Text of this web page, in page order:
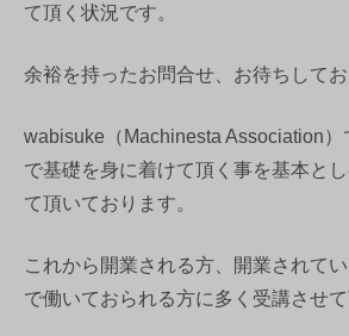
て頂く状況です。
余裕を持ったお問合せ、お待ちしてお
wabisuke（Machinesta Association）
で基礎を身に着けて頂く事を基本と
て頂いております。
これから開業される方、開業されて
で働いておられる方に多く受講させて